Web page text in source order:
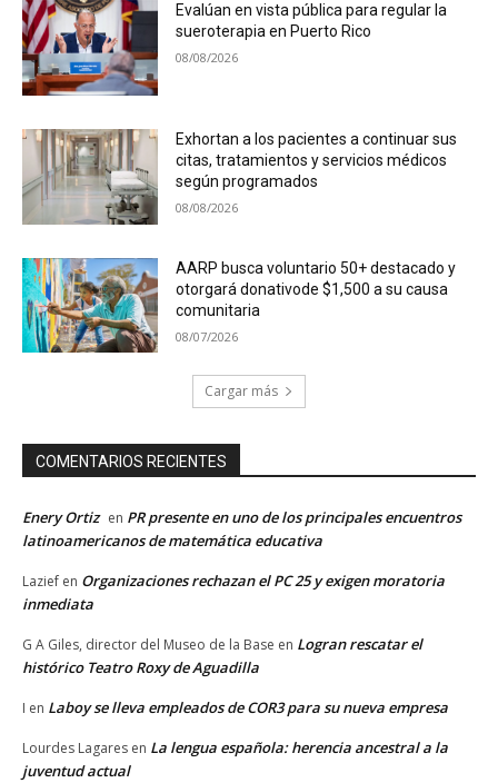
Evalúan en vista pública para regular la
sueroterapia en Puerto Rico
08/08/2026
Exhortan a los pacientes a continuar sus
citas, tratamientos y servicios médicos
según programados
08/08/2026
AARP busca voluntario 50+ destacado y
otorgará donativode $1,500 a su causa
comunitaria
08/07/2026
Cargar más
COMENTARIOS RECIENTES
Enery Ortiz en PR presente en uno de los principales encuentros
latinoamericanos de matemática educativa
Lazief en Organizaciones rechazan el PC 25 y exigen moratoria
inmediata
G A Giles, director del Museo de la Base en Logran rescatar el
histórico Teatro Roxy de Aguadilla
I en Laboy se lleva empleados de COR3 para su nueva empresa
Lourdes Lagares en La lengua española: herencia ancestral a la
juventud actual